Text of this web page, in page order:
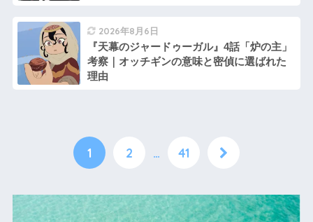
2026年8月6日
『天幕のジャードゥーガル』4話「炉の主」
考察｜オッチギンの意味と密偵に選ばれた
理由
1 2 … 41